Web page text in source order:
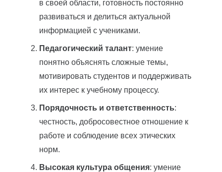
в своей области, готовность постоянно
развиваться и делиться актуальной
информацией с учениками.
Педагогический талант: умение
понятно объяснять сложные темы,
мотивировать студентов и поддерживать
их интерес к учебному процессу.
Порядочность и ответственность:
честность, добросовестное отношение к
работе и соблюдение всех этических
норм.
Высокая культура общения: умение